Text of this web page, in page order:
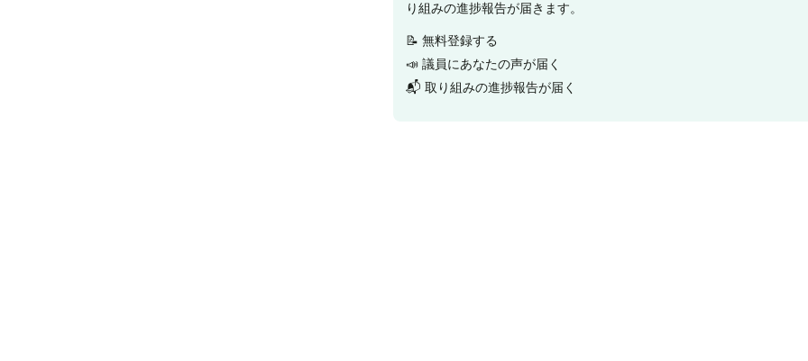
り組みの進捗報告が届きます。
📝 無料登録する
📣 議員にあなたの声が届く
📬 取り組みの進捗報告が届く